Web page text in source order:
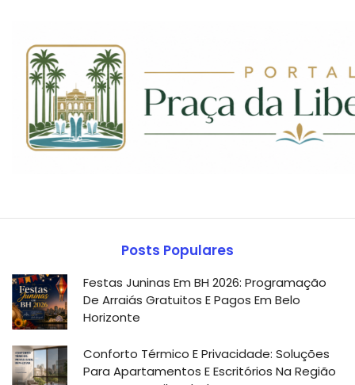
Posts Populares
Festas Juninas Em BH 2026: Programação
De Arraiás Gratuitos E Pagos Em Belo
Horizonte
Conforto Térmico E Privacidade: Soluções
Para Apartamentos E Escritórios Na Região